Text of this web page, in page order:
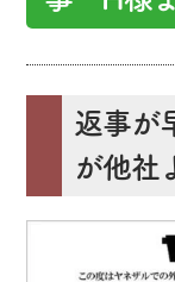
返事が
が他社